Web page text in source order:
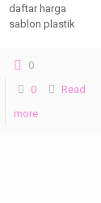
daftar harga
sablon plastik
0
0
Read
more